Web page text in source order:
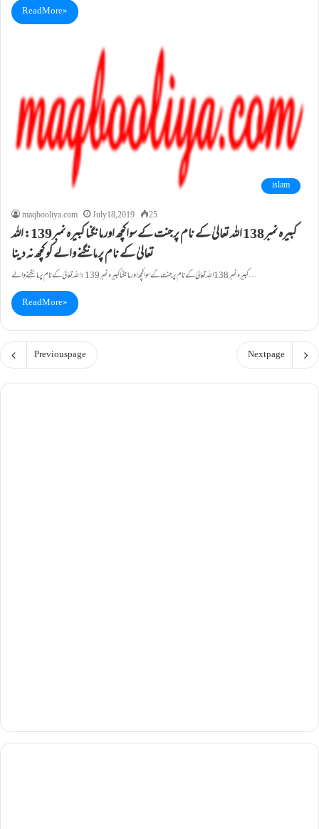
Read More »
islam
maqbooliya.com
July 18, 2019 25
کبيرہ نمبر138 اللہ تعالیٰ کے نام پرجنت کے سواکچھ اورمانگنا کبيرہ نمبر139: اللہ
تعالیٰ کے نام پرمانگنے والے کو کچھ نہ د ينا
کبيرہ نمبر138 اللہ تعالیٰ کے نام پرجنت کے سواکچھ اورمانگنا کبيرہ نمبر139: اللہ تعالیٰ کے نام پرمانگنے والے…
Read More »
Previous page Next page